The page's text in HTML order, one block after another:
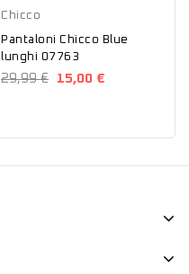
Chicco
Pantaloni Chicco Blue
lunghi 07763
29,99 € 15,00 €